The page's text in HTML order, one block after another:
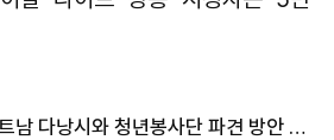
이상일 용인시장, 베트남 다낭시와 청년봉사단 파견 방안 논의